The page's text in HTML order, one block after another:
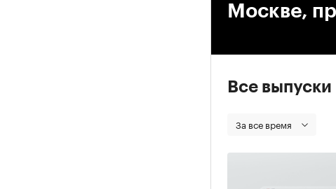
Москве,
Все
За все время